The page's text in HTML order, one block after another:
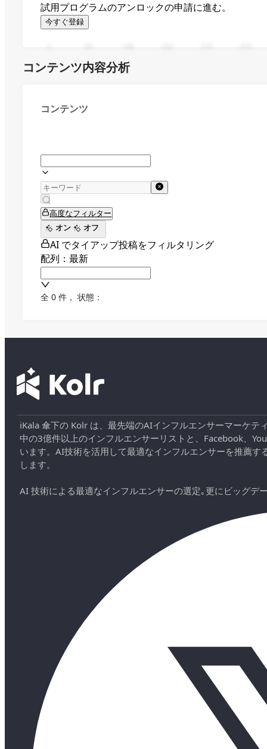
試用プログラムのアンロックの申請に進む。
今すぐ登録
コンテンツ内容分析
コンテンツ
高度なフィルター
オン
オフ
AI でタイアップ投稿をフィルタリング
配列：最新
全 0 件 ， 状態：
iKala 傘下の Kolr は、最先端のAIインフルエンサーマーケ
中の3億件以上のインフルエンサーリストと、Facebook、
います。AI技術を活用して最適なインフルエンサーを推薦
します。
AI 技術による最適なインフルエンサーの選定｡更にビッグデ